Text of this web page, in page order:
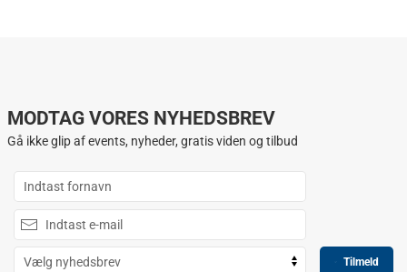
MODTAG VORES NYHEDSBREV
Gå ikke glip af events, nyheder, gratis viden og tilbud
Tilmeld